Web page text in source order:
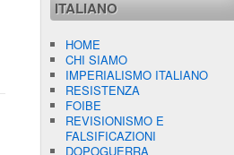
ITALIANO
HOME
CHI SIAMO
IMPERIALISMO ITALIANO
RESISTENZA
FOIBE
REVISIONISMO E
FALSIFICAZIONI
DOPOGUERRA